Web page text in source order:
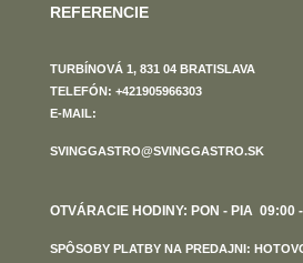
REFERENCIE
TURBÍNOVÁ 1, 831 04 BRATISLAVA
TELEFÓN: +421905966303
E-MAIL:
SVINGGASTRO@SVINGGASTRO.SK
OTVÁRACIE HODINY: PON - PIA 09:00
SPÔSOBY PLATBY NA PREDAJNI: